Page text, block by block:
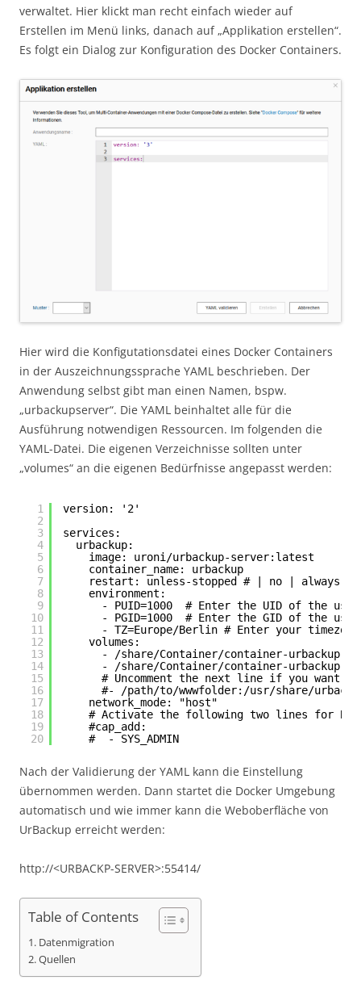
verwaltet. Hier klickt man recht einfach wieder auf
Erstellen im Menü links, danach auf „Applikation erstellen“.
Es folgt ein Dialog zur Konfiguration des Docker Containers.
Hier wird die Konfigutationsdatei eines Docker Containers
in der Auszeichnungssprache YAML beschrieben. Der
Anwendung selbst gibt man einen Namen, bspw.
„urbackupserver“. Die YAML beinhaltet alle für die
Ausführung notwendigen Ressourcen. Im folgenden die
YAML-Datei. Die eigenen Verzeichnisse sollten unter
„volumes“ an die eigenen Bedürfnisse angepasst werden:
1
2
3
4
5
6
7
8
9
10
11
12
13
14
15
16
17
18
19
20
version: '2'
services:
urbackup:
image: uroni/urbackup-server:latest
container_name: urbackup
restart: unless-stopped # | no | always |
environment:
- PUID=1000  # Enter the UID of the
- PGID=1000  # Enter the GID of the
- TZ=Europe/Berlin # Enter your timezone
volumes:
- /share/Container/container-urbackup-
- /share/Container/container-urbackup-
# Uncomment the next line if you want
#- /path/to/wwwfolder:/usr/share/
network_mode: "host"
# Activate the following two lines for
#cap_add:
#  - SYS_ADMIN
Nach der Validierung der YAML kann die Einstellung
übernommen werden. Dann startet die Docker Umgebung
automatisch und wie immer kann die Weboberfläche von
UrBackup erreicht werden:
http://<URBACKP-SERVER>:55414/
Table of Contents
Datenmigration
Quellen